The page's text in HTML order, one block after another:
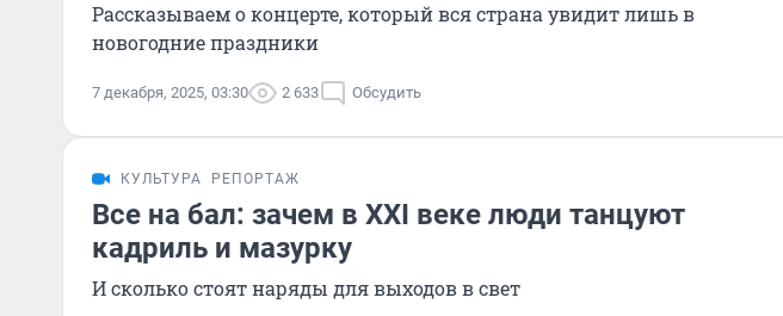
Рассказываем о концерте, который вся страна увидит лишь в
новогодние праздники
7 декабря, 2025, 03:30 2 633 Обсудить
КУЛЬТУРА РЕПОРТАЖ
Все на бал: зачем в XXI веке люди танцуют
кадриль и мазурку
И сколько стоят наряды для выходов в свет